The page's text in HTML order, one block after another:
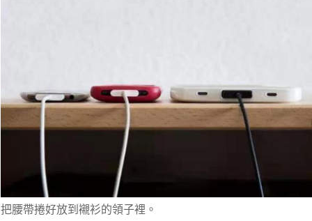
把腰帶捲好放到襯衫的領子裡。